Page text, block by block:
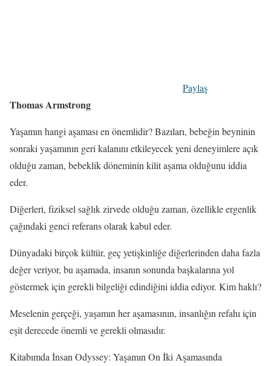
Paylaş
Thomas Armstrong
Yaşamın hangi aşaması en önemlidir? Bazıları, bebeğin beyninin
sonraki yaşamının geri kalanını etkileyecek yeni deneyimlere açık
olduğu zaman, bebeklik döneminin kilit aşama olduğunu iddia
eder.
Diğerleri, fiziksel sağlık zirvede olduğu zaman, özellikle ergenlik
çağındaki genci referans olarak kabul eder.
Dünyadaki birçok kültür, geç yetişkinliğe diğerlerinden daha fazla
değer veriyor, bu aşamada, insanın sonunda başkalarına yol
göstermek için gerekli bilgeliği edindiğini iddia ediyor. Kim haklı?
Meselenin gerçeği, yaşamın her aşamasının, insanlığın refahı için
eşit derecede önemli ve gerekli olmasıdır.
Kitabımda İnsan Odyssey: Yaşamın On İki Aşamasında